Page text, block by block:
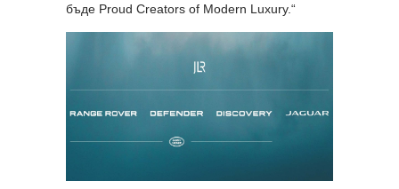
бъде Proud Creators of Modern Luxury.“